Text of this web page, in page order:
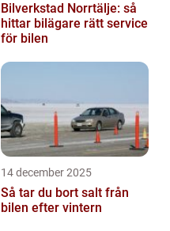
Bilverkstad Norrtälje: så
hittar bilägare rätt service
för bilen
14 december 2025
Så tar du bort salt från
bilen efter vintern